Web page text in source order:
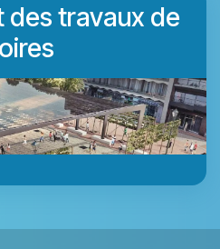
des travaux de